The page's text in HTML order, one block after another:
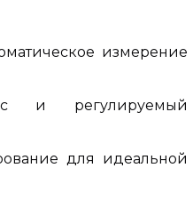
измерение
и регулируемый
для идеальной